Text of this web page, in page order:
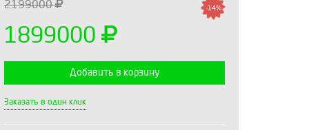
2199000
1899000
-14%
Выберите количество:
Добавить в корзину
Заказать в один клик